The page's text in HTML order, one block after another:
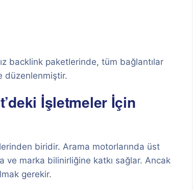
backlink paketlerinde, tüm bağlantılar
düzenlenmiştir.
İşletmeler İçin
biridir. Arama motorlarında üst
ve marka bilinirliğine katkı sağlar. Ancak
gerekir.